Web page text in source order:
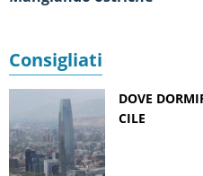
Consigliati
DOVE
CILE